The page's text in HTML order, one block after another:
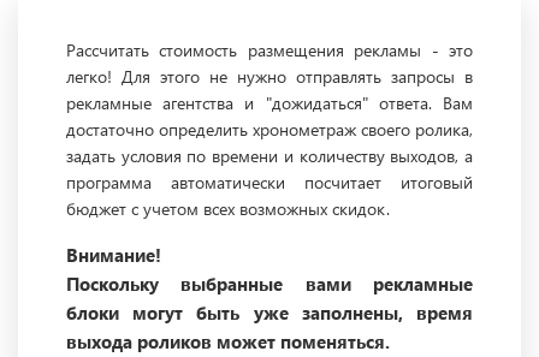
Рассчитать стоимость размещения рекламы - это
легко! Для этого не нужно отправлять запросы в
рекламные агентства и "дожидаться" ответа. Вам
достаточно определить хронометраж своего ролика,
задать условия по времени и количеству выходов, а
программа автоматически посчитает итоговый
бюджет с учетом всех возможных скидок.
Внимание!
Поскольку выбранные вами рекламные
блоки могут быть уже заполнены, время
выхода роликов может поменяться.